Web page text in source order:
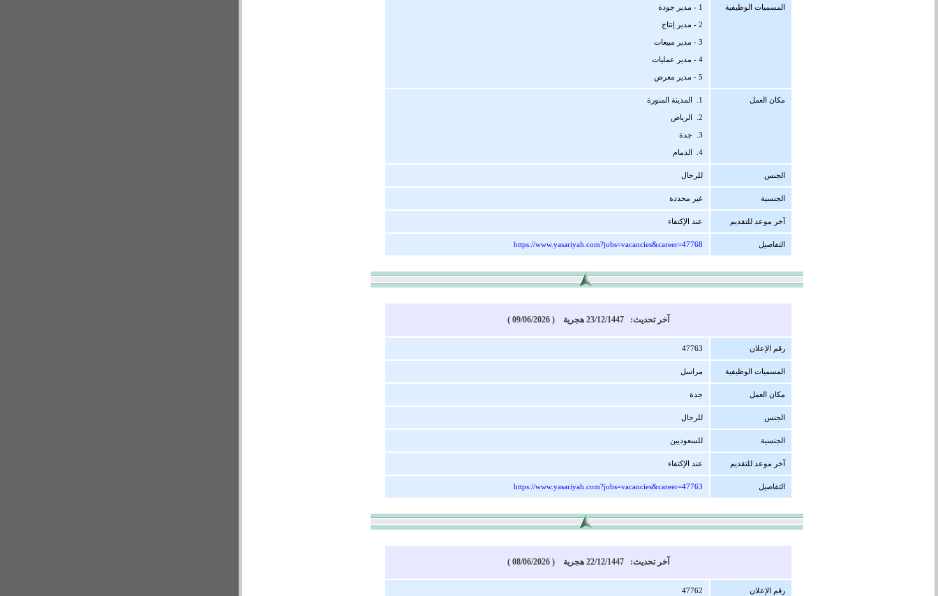
المسميات الوظيفية 1 - مدير جودة
2 - مدير إنتاج
3 - مدير مبيعات
4 - مدير عمليات
5 - مدير معرض
مكان العمل 1. المدينة المنورة
2. الرياض
3. جدة
4. الدمام
الجنس للرجال
الجنسية غير محددة
آخر موعد للتقديم عند الإكتفاء
التفاصيل https://www.yasariyah.com?jobs=vacancies&career=47768
آخر تحديث: 23/12/1447 هجرية ( 09/06/2026 )
رقم الإعلان 47763
المسميات الوظيفية مراسل
مكان العمل جدة
الجنس للرجال
الجنسية للسعوديين
آخر موعد للتقديم عند الإكتفاء
التفاصيل https://www.yasariyah.com?jobs=vacancies&career=47763
آخر تحديث: 22/12/1447 هجرية ( 08/06/2026 )
رقم الإعلان 47762